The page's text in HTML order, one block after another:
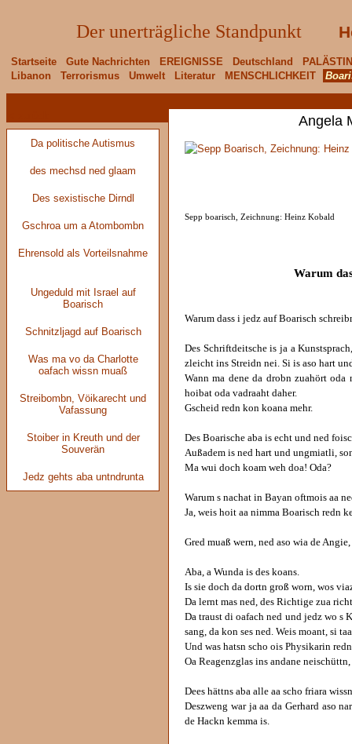
Der unerträgliche Standpunkt
Startseite Gute Nachrichten EREIGNISSE Deutschland
Libanon
Terrorismus Umwelt Literatur MENSCHLICHKEIT
Da politische Autismus
des mechsd ned glaam
Des sexistische Dirndl
Gschroa um a Atombombn
Ehrensold als Vorteilsnahme
Ungeduld mit Israel auf
Boarisch
Schnitzljagd auf Boarisch
Was ma vo da Charlotte
oafach wissn muaß
Streibombn, Vöikarecht und
Vafassung
Stoiber in Kreuth und der
Souverän
Jedz gehts aba untndrunta
Angela
Sepp boarisch, Zeichnung: Heinz Kobald
Warum
Warum dass i jedz auf Boarisch
Des Schriftdeitsche is ja a
zleicht ins Streidn nei. Si is aso hart
Wann ma dene da drobn zuahört oda
hoibat oda vadraaht daher.
Gscheid redn kon koana mehr.
Des Boarische aba is echt und ned
Außadem is ned hart und ungmiatli,
Ma wui doch koam weh doa! Oda?
Warum s nachat in Bayan oftmois aa
Ja, weis hoit aa nimma Boarisch redn
Gred muaß wern, ned aso wia de
Aba, a Wunda is des koans.
Is sie doch da dortn groß worn, wos
Da lernt mas ned, des Richtige zua
Da traust di oafach ned und jedz wo s
sang, da kon ses ned. Weis moant, si
Und was hatsn scho ois Physikarin
Oa Reagenzglas ins andane
Dees hättns aba alle aa scho friara
Deszweng war ja aa da Gerhard aso
de Hackn kemma is.